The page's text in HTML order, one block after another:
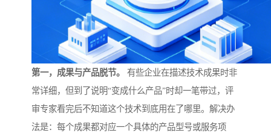
第一，成果与产品脱节。
有些企业在描述技术成果时非
常详细，但到了说明“变成什么产品”时却一笔带过，评
审专家看完后不知道这个技术到底用在了哪里。解决办
法是：每个成果都对应一个具体的产品型号或服务项